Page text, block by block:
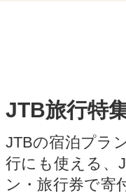
JTB旅行特
JTBの宿泊プラ
行にも使える、
ン・旅行券で寄